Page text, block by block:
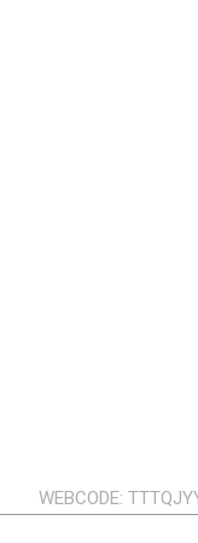
WEBCODE